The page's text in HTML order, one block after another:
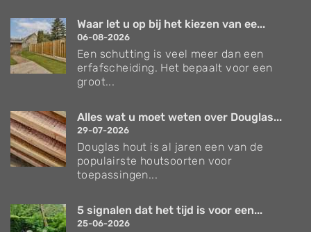
Waar let u op bij het kiezen van ee...
06-08-2026
Een schutting is veel meer dan een
erfafscheiding. Het bepaalt voor een
groot...
Alles wat u moet weten over Douglas...
29-07-2026
Douglas hout is al jaren een van de
populairste houtsoorten voor
toepassingen...
5 signalen dat het tijd is voor een...
25-06-2026